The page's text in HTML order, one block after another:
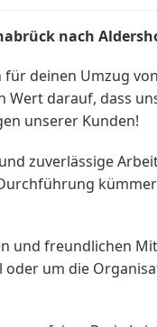
nach
deinen Umzug
darauf, dass
unserer Kunden!
zuverlässige
und freundlichen
oder um die